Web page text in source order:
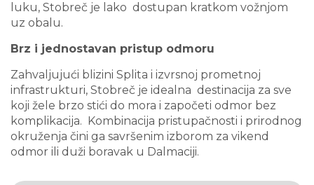
luku, Stobreč je lako dostupan kratkom vožnjom
uz obalu.
Brz i jednostavan pristup odmoru
Zahvaljujući blizini Splita i izvrsnoj prometnoj
infrastrukturi, Stobreč je idealna destinacija za sve
koji žele brzo stići do mora i započeti odmor bez
komplikacija. Kombinacija pristupačnosti i prirodnog
okruženja čini ga savršenim izborom za vikend
odmor ili duži boravak u Dalmaciji.